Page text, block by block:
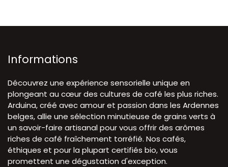
Informations
Découvrez une expérience sensorielle unique en
plongeant au cœur des cultures de café les plus riches.
Arduina, créé avec amour et passion dans les Ardennes
belges, allie une sélection minutieuse de grains verts à
un savoir-faire artisanal pour vous offrir des arômes
riches de café fraîchement torréfié. Nos cafés,
éthiques et pour la plupart certifiés bio, vous
promettent une dégustation d'exception.